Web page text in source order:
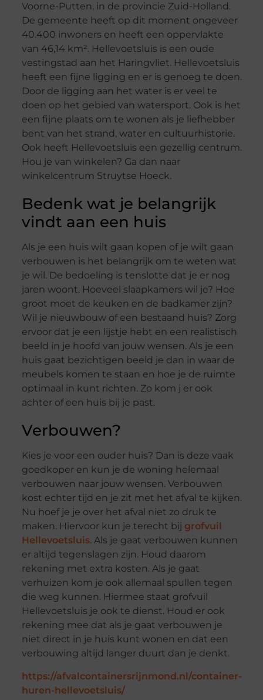
Voorne-Putten, in de provincie Zuid-Holland.
De gemeente heeft op dit moment ongeveer
40.400 inwoners en heeft een oppervlakte
van 46,14 km². Hellevoetsluis is een oude
vestingstad aan het Haringvliet. Hellevoetsluis
heeft een fijne ligging en er is genoeg te doen.
Door de ligging aan het water is er veel te
doen op het gebied van watersport. Ook is het
een fijne plaats om te wonen als je liefhebber
bent van het strand, water en cultuurhistorie.
Ook heeft Hellevoetsluis een gezellig centrum.
Hou je van winkelen? Ga dan naar
winkelcentrum Struytse Hoeck.
Bedenk wat je belangrijk
vindt aan een huis
Als je een huis wilt gaan kopen of je wilt gaan
verbouwen is het belangrijk om te weten wat
je wil. De bedoeling is tenslotte dat je er nog
jaren woont. Hoeveel slaapkamers wil je? Hoe
groot moet de keuken en de badkamer zijn?
Wil je nieuwbouw of een bestaand huis? Zorg
ervoor dat je een lijstje hebt en een realistisch
beeld in je hoofd van jouw wensen. Als je een
huis gaat bezichtigen beeld je dan in waar de
meubels komen te staan en hoe je de ruimte
optimaal in kunt richten. Zo kom j er ook
achter of een huis bij je past.
Verbouwen?
Kies je voor een ouder huis? Dan is deze vaak
goedkoper en kun je de woning helemaal
verbouwen naar jouw wensen. Verbouwen
kost echter tijd en je zit met het afval te kijken.
Nu hoef je je over het afval niet zo druk te
maken. Hiervoor kun je terecht bij grofvuil
Hellevoetsluis. Als je gaat verbouwen kunnen
er altijd tegenslagen zijn. Houd daarom
rekening met extra kosten. Als je gaat
verhuizen kom je ook allemaal spullen tegen
die weg kunnen. Hiermee staat grofvuil
Hellevoetsluis je ook te dienst. Houd er ook
rekening mee dat als je gaat verbouwen je
niet direct in je huis kunt wonen en dat een
verbouwing altijd langer duurt dan je denkt.
https://afvalcontainersrijnmond.nl/container-
huren-hellevoetsluis/